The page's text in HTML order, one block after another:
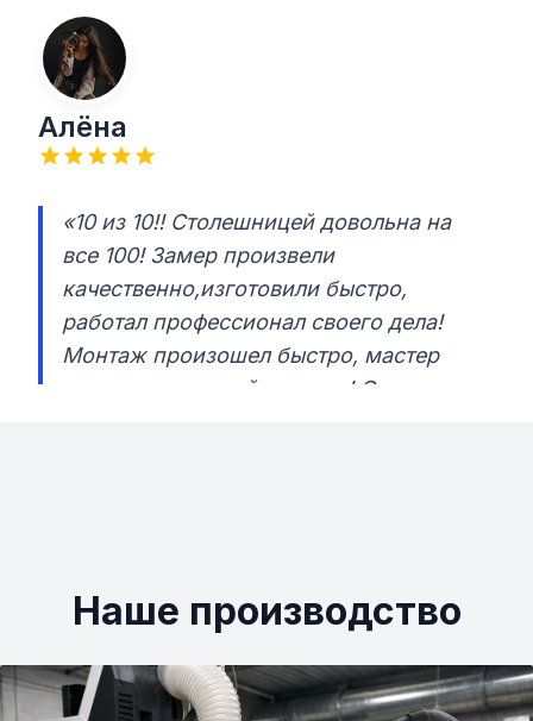
Алёна
«10 из 10!! Столешницей довольна на
все 100! Замер произвели
качественно,изготовили быстро,
работал профессионал своего дела!
Монтаж произошел быстро, мастер
еще и прекрасный человек! Очень
Наше производство